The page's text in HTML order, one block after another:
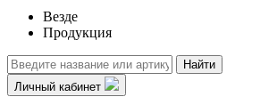
Везде
Продукция
Найти
Личный кабинет